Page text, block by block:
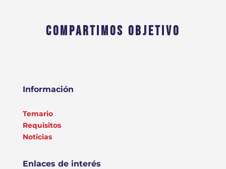
COMPARTIMOS OBJETIVO
Información
Temario
Requisitos
Noticias
Enlaces de interés